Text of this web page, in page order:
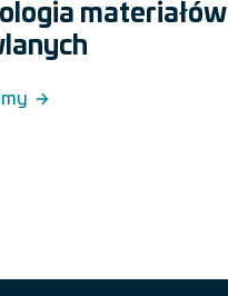
materiałów